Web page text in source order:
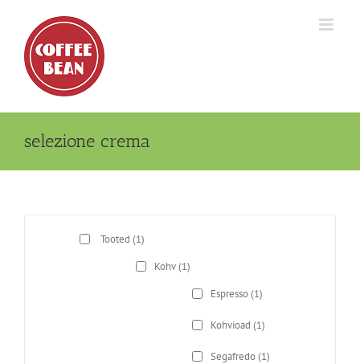
content
selezione crema
Tooted (1)
Kohv(1)
Espresso(1)
Kohvioad (1)
Segafredo(1)